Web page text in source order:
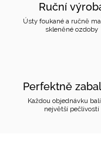
Ruční
Ústy foukané a ručně
skleněné ozdoby
Perfektně
Každou objednávku
největší pečlivostí